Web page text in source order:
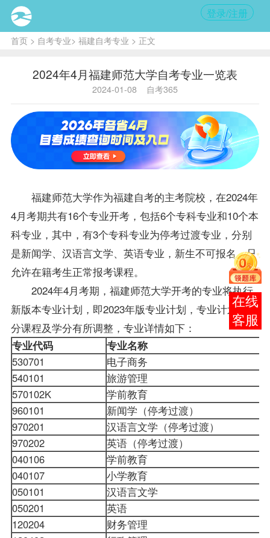
登录/注册
首页> 自考专业> 福建自考专业 > 正文
2024年4月福建师范大学自考专业一览表
2024-01-08 自考365
福建师范大学作为福建自考的主考院校，在2024年
4月考期共有16个专业开考，包括6个专科专业和10个本
科专业，其中，有3个专科专业为停考过渡专业，分别
是新闻学、汉语言文学、英语专业，新生不可报名，只
允许在籍考生正常报考课程。
2024年4月考期，福建师范大学开考的专业将执行
新版本专业计划，即2023年版专业计划，专业计划中部
分课程及学分有所调整，专业详情如下：
专业代码
专业名称
530701
电子商务
540101
旅游管理
570102K
学前教育
960101
新闻学（停考过渡）
970201
汉语言文学（停考过渡）
970202
英语（停考过渡）
040106
学前教育
040107
小学教育
050101
汉语言文学
050201
英语
120204
财务管理
在线
客服